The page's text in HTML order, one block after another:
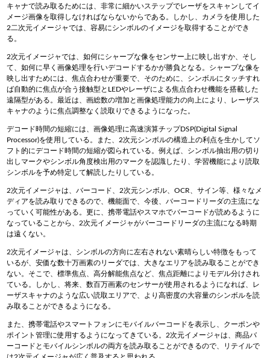
キャナで読み取るためには、非常に細かいステップでレーザをスキャンしてイ
メージ画像を取得しなければならないからである。しかし、カメラを使用した
2二次元イメージャでは、容易にシンボルのイメージを取得することができ
る。
2次元イメージャでは、如何にシャープな像をセンサー上に映し出すか、そし
て、如何に早く画像処理を行いデコードするかが勝負となる。シャープな像を
映し出すためには、焦点合わせが重要で、そのために、シンボルにタッチすれ
ば自動的に焦点が合う接触型とLEDやレーザによる焦点合わせ機能を搭載した
遠隔型がある。最近は、画総数の増加と画像処理能力の向上により、レーザス
キャナのように焦点調整なく読取りできるようになった。
デコード時間の短縮には、画像処理に高速演算チップDSP(Digital Signal
Processor)を使用している。また、2次元シンボルの構造上の利点を生かしてソ
フト的にデコード時間の短縮が図られている。例えば、シンボル抽出用の切り
出しマークやシンボル角度検出用のマークを認識したり、学習機能により読取
シンボルを予め特定して解読したりしている。
2次元イメージャは、バーコード、2次元シンボル、OCR、サイン等、様々なメ
ディアを読み取りできるので、機能面で、今後、バーコードリーダの主流にな
っていく可能性がある。更に、携帯電話やスマホでバーコードが読めるように
なっていることから、2次元イメージャがバーコードリーダの主流になる時期
は遠くない。
2次元イメージャは、シンボルの方向に左右されない素晴らしい特徴をもって
いるが、安価な数十万画素のリーダでは、大きなエリアを読み取ることができ
ない。そこで、標準焦点、高分解能焦点など、焦点距離によりモデル分けされ
ている。しかし、将来、数百万画素のセンサーが使用されるようになれば、レ
ーザスキャナのような広い読取エリアで、より高密度の大容量のシンボルを読
み取ることができるようになる。
また、携帯電話やスマートフォンにモバイルバーコードを表示し、クーポンや
ポイント管理に使用するようになってきている。2次元イメージャは、商品バ
ーコードとモバイルシンボルの両方を読み取ることができるので、リテイルで